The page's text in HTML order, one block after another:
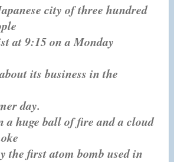
city of three hundred
at 9:15 on a Monday
its business in the
day.
a huge ball of fire and a cloud
the first atom bomb used in